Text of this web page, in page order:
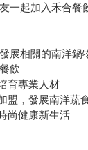
一起加入禾合餐
展相關的南洋鍋
飲
育專業人材
盟，發展南洋蔬
尚健康新生活